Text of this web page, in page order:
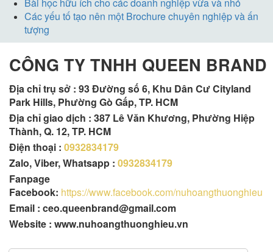
Các yếu tố tạo nên một Brochure chuyên nghiệp và ấn
tượng
CÔNG TY TNHH QUEEN BRAND
Địa chỉ trụ sở : 93 Đường số 6, Khu Dân Cư Cityland
Park Hills, Phường Gò Gấp, TP. HCM
Địa chỉ giao dịch : 387 Lê Văn Khương, Phường Hiệp
Thành, Q. 12, TP. HCM
Điện thoại : 0932834179
Zalo, Viber, Whatsapp : 0932834179
Fanpage
Facebook: https://www.facebook.com/nuhoangthuonghieu
Email : ceo.queenbrand@gmail.com
Website : www.nuhoangthuonghieu.vn